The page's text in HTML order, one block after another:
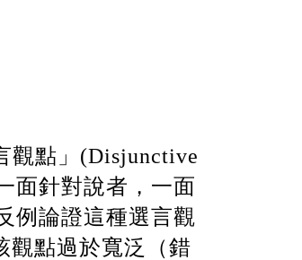
點」 (Disjunctive
針對說者，一面
例論證這種選言觀
觀點過於寬泛（錯